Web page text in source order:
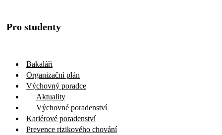
Pro studenty
Bakaláři
Organizační plán
Výchovný poradce
Aktuality
Výchovné poradenství
Kariérové poradenství
Prevence rizikového chování